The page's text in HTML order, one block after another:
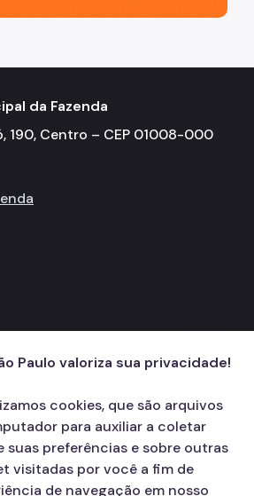
da Fazenda
190, Centro – CEP 01008-000
Paulo valoriza sua privacidade!
cookies, que são arquivos
para auxiliar a coletar
suas preferências e sobre outras
visitadas por você a fim de
de navegação em nosso